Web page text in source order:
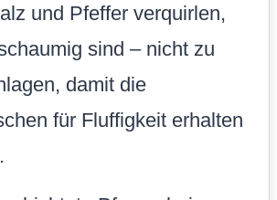
und Pfeffer verquirlen,
sind – nicht zu
damit die
für Fluffigkeit erhalten